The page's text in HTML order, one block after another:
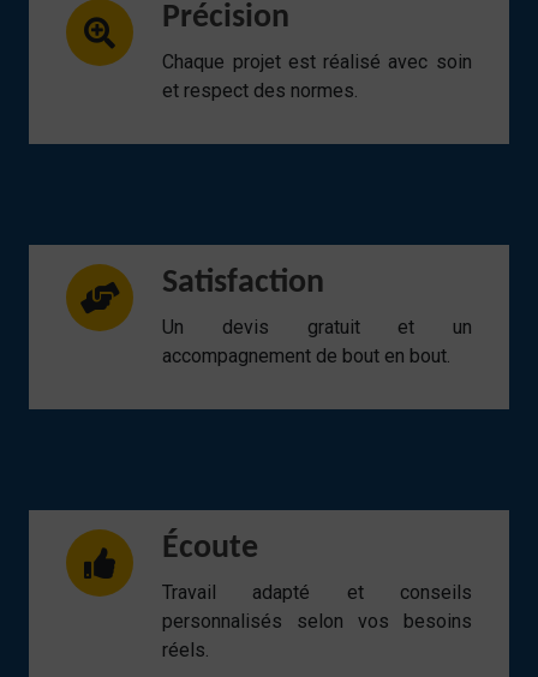
Précision
Chaque projet est réalisé avec soin
et respect des normes.
Satisfaction
Un devis gratuit et un
accompagnement de bout en bout.
Écoute
Travail adapté et conseils
personnalisés selon vos besoins
réels.